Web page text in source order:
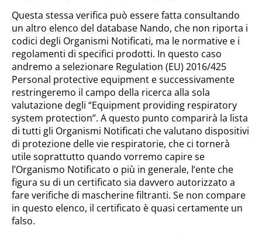
Questa stessa verifica può essere fatta consultando
un altro elenco del database Nando, che non riporta i
codici degli Organismi Notificati, ma le normative e i
regolamenti di specifici prodotti. In questo caso
andremo a selezionare Regulation (EU) 2016/425
Personal protective equipment e successivamente
restringeremo il campo della ricerca alla sola
valutazione degli “Equipment providing respiratory
system protection”. A questo punto comparirà la lista
di tutti gli Organismi Notificati che valutano dispositivi
di protezione delle vie respiratorie, che ci tornerà
utile soprattutto quando vorremo capire se
l’Organismo Notificato o più in generale, l’ente che
figura su di un certificato sia davvero autorizzato a
fare verifiche di mascherine filtranti. Se non compare
in questo elenco, il certificato è quasi certamente un
falso.